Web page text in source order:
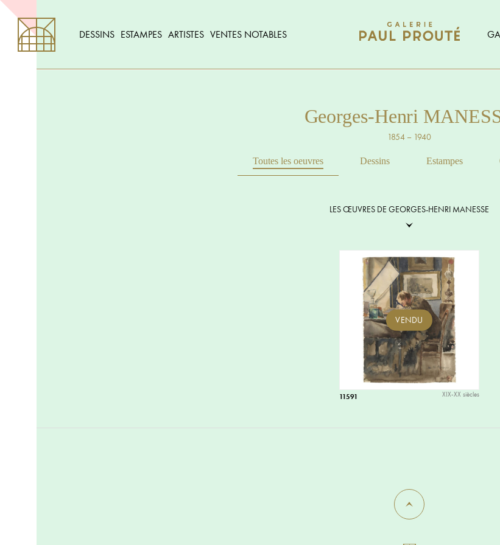
DESSINS ESTAMPES ARTISTES VENTES NOTABLES
Georges-Henri
1854 – 1940
Toutes les oeuvres Dessins Estampes
LES ŒUVRES DE GEORGES-HENRI MANESSE
VENDU
11591 XIX-XX siècles